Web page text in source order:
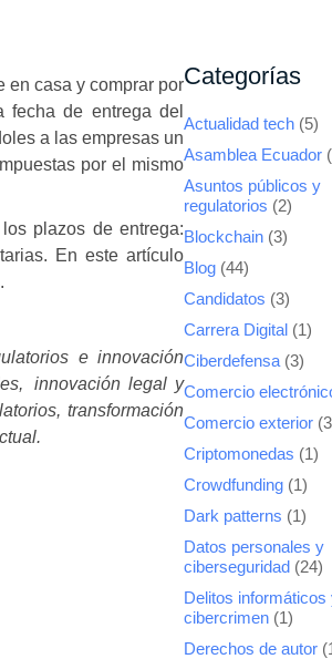
en casa y comprar por
de entrega del
a las empresas un
por el mismo
plazos de entrega:
. En este artículo
e innovación
innovación legal y
transformación
Categorías
Actualidad tech (5)
Asamblea Ecuador
Asuntos públicos y
regulatorios (2)
Blockchain (3)
Blog (44)
Candidatos (3)
Carrera Digital (1)
Ciberdefensa (3)
Comercio
Comercio exterior
Criptomonedas (1)
Crowdfunding (1)
Dark patterns (1)
Datos personales y
ciberseguridad (24)
Delitos informáticos
cibercrimen (1)
Derechos de autor